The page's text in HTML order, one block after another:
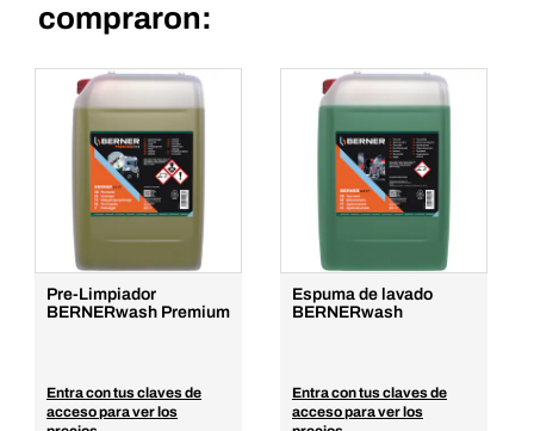
compraron:
Pre-Limpiador
BERNERwash Premium
Entra con tus claves de
acceso para ver los
Espuma de lavado
BERNERwash
Entra con tus claves de
acceso para ver los